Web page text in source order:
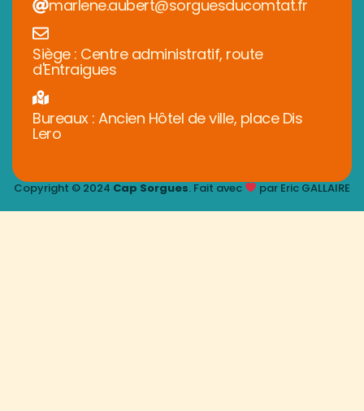
marlene.aubert@sorguesducomtat.fr
Siège : Centre administratif, route
d'Entraigues
Bureaux : Ancien Hôtel de ville, place Dis
Lero
Copyright © 2024 Cap Sorgues. Fait avec par Eric GALLAIRE